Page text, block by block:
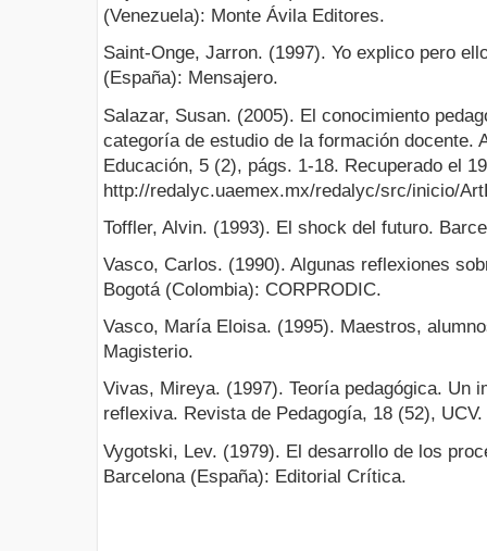
(Venezuela): Monte Ávila Editores.
Saint-Onge, Jarron. (1997). Yo explico pero
(España): Mensajero.
Salazar, Susan. (2005). El conocimiento
categoría de estudio de la formación docente.
Educación, 5 (2), págs. 1-18. Recuperado el
http://redalyc.uaemex.mx/redalyc/src/inicio/
Toffler, Alvin. (1993). El shock del futuro.
Vasco, Carlos. (1990). Algunas reflexiones
Bogotá (Colombia): CORPRODIC.
Vasco, María Eloisa. (1995). Maestros,
Magisterio.
Vivas, Mireya. (1997). Teoría pedagógica. Un
reflexiva. Revista de Pedagogía, 18 (52), UCV.
Vygotski, Lev. (1979). El desarrollo de los
Barcelona (España): Editorial Crítica.